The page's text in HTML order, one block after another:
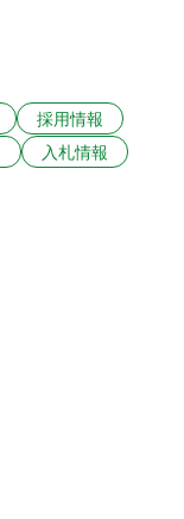
採用情報
入札情報